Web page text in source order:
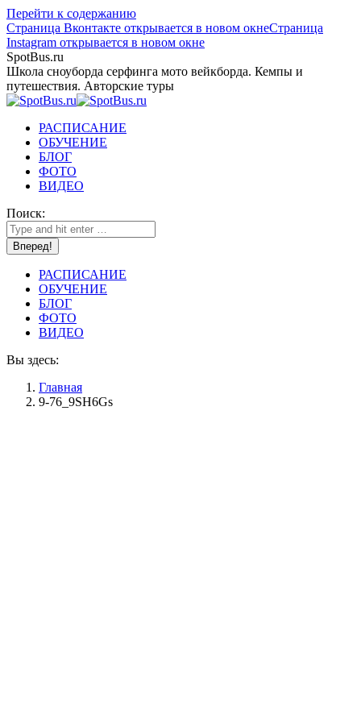
Перейти к содержанию
Страница Вконтакте открывается в новом окнеСтраница
Instagram открывается в новом окне
SpotBus.ru
Школа сноуборда серфинга мото вейкборда. Кемпы и
путешествия. Авторские туры
РАСПИСАНИЕ
ОБУЧЕНИЕ
БЛОГ
ФОТО
ВИДЕО
Поиск:
РАСПИСАНИЕ
ОБУЧЕНИЕ
БЛОГ
ФОТО
ВИДЕО
Вы здесь:
Главная
9-76_9SH6Gs